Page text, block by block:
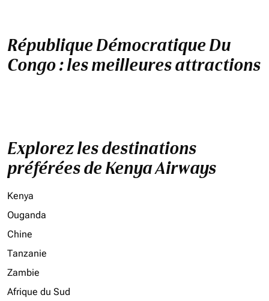
République Démocratique Du
Congo : les meilleures attractions
Explorez les destinations
préférées de Kenya Airways
Kenya
Ouganda
Chine
Tanzanie
Zambie
Afrique du Sud